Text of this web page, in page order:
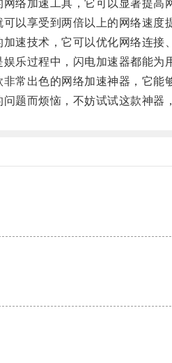
加速工具，它可以显著提高
享受到两倍以上的网络速度
技术，它可以优化网络连接
过程中，闪电加速器都能为
出色的网络加速神器，它能
而烦恼，不妨试试这款神器